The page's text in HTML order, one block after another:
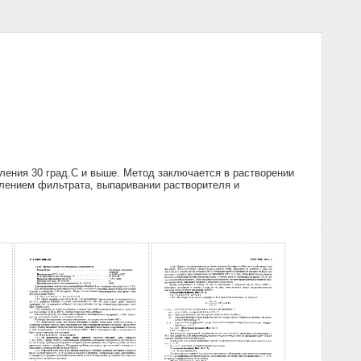
30 град.С и выше. Метод заключается в растворении
фильтрата, выпаривании растворителя и